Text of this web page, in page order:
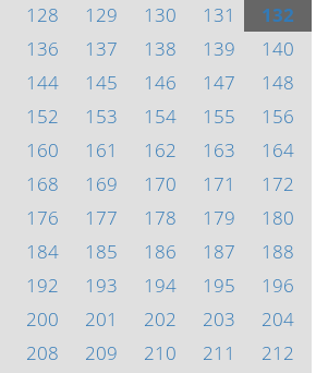
128 129 130 131
132
136 137 138 139
140
144 145 146 147
148
152 153 154 155
156
160 161 162 163
164
168 169 170 171
172
176 177 178 179
180
184 185 186 187
188
192 193 194 195
196
200 201 202 203
204
208 209 210 211
212